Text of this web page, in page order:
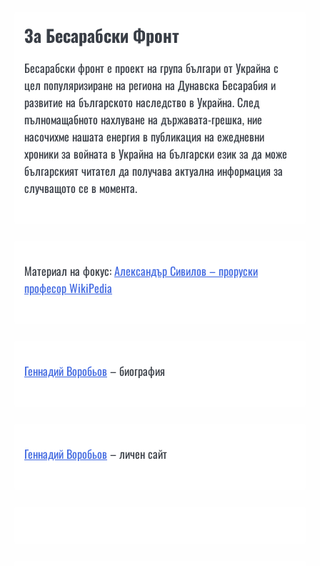
За Бесарабски Фронт
Бесарабски фронт е проект на група българи от Украйна с
цел популяризиране на региона на Дунавска Бесарабия и
развитие на българското наследство в Украйна. След
пълномащабното нахлуване на държавата-грешка, ние
насочихме нашата енергия в публикация на ежедневни
хроники за войната в Украйна на български език за да може
българският читател да получава актуална информация за
случващото се в момента.
Материал на фокус:Александър Сивилов – проруски
професор WikiPedia
Геннадий Воробьов– биография
Геннадий Воробьов– личен сайт